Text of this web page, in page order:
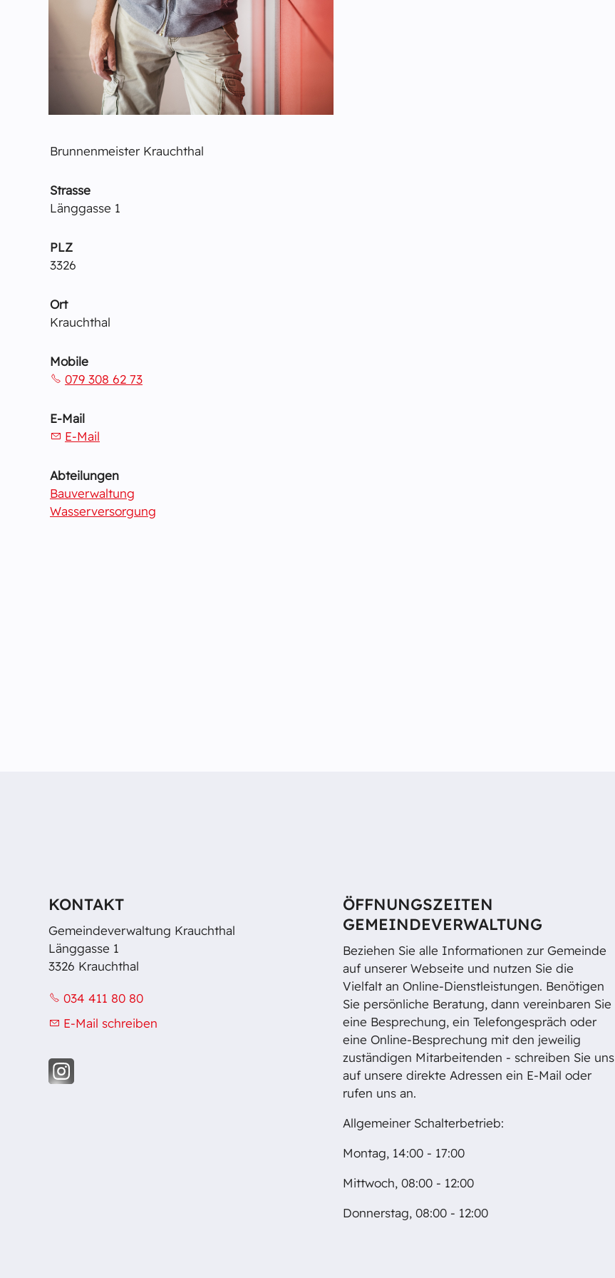
Brunnenmeister Krauchthal
Strasse
Länggasse 1
PLZ
3326
Ort
Krauchthal
Mobile
079 308 62 73
E-Mail
E-Mail
Abteilungen
Bauverwaltung
Wasserversorgung
KONTAKT
Gemeindeverwaltung Krauchthal
Länggasse 1
3326 Krauchthal
034 411 80 80
E-Mail schreiben
ÖFFNUNGSZEITEN
GEMEINDEVERWALTUNG
Beziehen Sie alle Informationen zur Gemeinde
auf unserer Webseite und nutzen Sie die
Vielfalt an Online-Dienstleistungen. Benötigen
Sie persönliche Beratung, dann vereinbaren Sie
eine Besprechung, ein Telefongespräch oder
eine Online-Besprechung mit den jeweilig
zuständigen Mitarbeitenden - schreiben Sie uns
auf unsere direkte Adressen ein E-Mail oder
rufen uns an.
Allgemeiner Schalterbetrieb:
Montag, 14:00 - 17:00
Mittwoch, 08:00 - 12:00
Donnerstag, 08:00 - 12:00